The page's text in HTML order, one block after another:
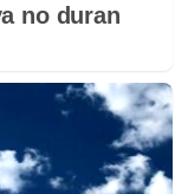
no duran